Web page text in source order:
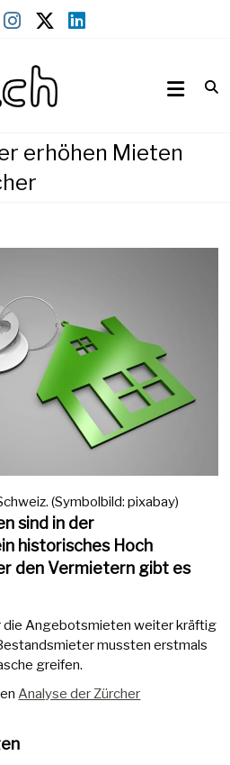
muula.ch
erhöhen Mieten
(Symbolbild: pixabay)
sind in der
historisches Hoch
den Vermietern gibt es
die Angebotsmieten weiter kräftig
mussten erstmals
greifen.
Analyse der Zürcher